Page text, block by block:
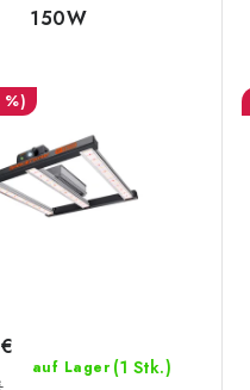
150W
%)
auf Lager (1 Stk.)